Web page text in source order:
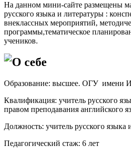
На данном мини-сайте размещены
русского языка и литературы :
внеклассных мероприятий,
программы,тематическое
учеников.
О себе
Образование: высшее. ОГУ имени
Квалификация: учитель русского
правом преподавания английского
Должность: учитель русского языка
Педагогический стаж: 6 лет